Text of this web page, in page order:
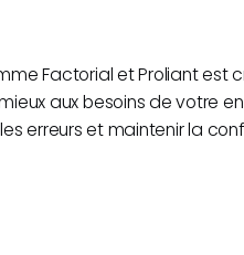
Factorial et Proliant est
aux besoins de votre
erreurs et maintenir la